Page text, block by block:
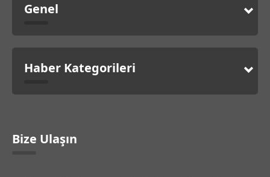
Genel
Haber Kategorileri
Bize Ulaşın